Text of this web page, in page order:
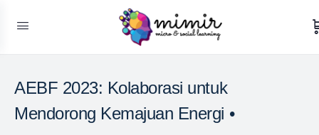
AEBF 2023: Kolaborasi untuk
Mendorong Kemajuan Energi •